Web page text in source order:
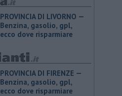
PROVINCIA DI LIVORNO — ​
Benzina, gasolio, gpl,
ecco dove risparmiare
PROVINCIA DI FIRENZE — ​
Benzina, gasolio, gpl,
ecco dove risparmiare